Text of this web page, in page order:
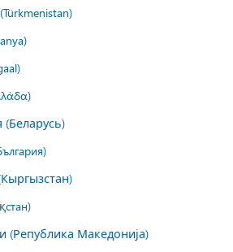
(Беларусь)
(Република Македонија)